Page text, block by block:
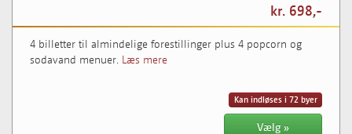
kr. 698,-
4 billetter til almindelige forestillinger plus 4 popcorn og
sodavand menuer. Læs mere
Kan indløses i 72 byer
Vælg »